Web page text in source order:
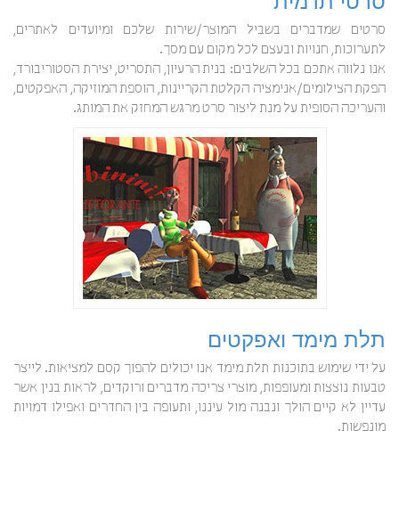
סרטים שמדברים בשביל המוצר/שירות שלכם ומיועדים לאתרים,
לתערוכות, חנויות ובעצם לכל מקום עם מסך.
אנו נלווה אתכם בכל השלבים: בנית הרעיון, התסריט, יצירת הסטוריבורד,
הפקת הצילומים/אנימציה הקלטת הקריינות, הוספת המוזיקה, האפקטים,
והעריכה הסופית על מנת ליצור סרט מרגש המחזק את המותג.
תלת מימד ואפקטים
על ידי שימוש בתוכנות תלת מימד אנו יכולים להפוך קסם למציאות. לייצר
טבעות נוצצות ומעופפות, מוצרי צריכה מדברים ורוקדים, לראות בנין אשר
עדיין לא קיים הולך ונבנה מול עיננו, ותעופה בין החדרים ואפילו דמויות
מונפשות.